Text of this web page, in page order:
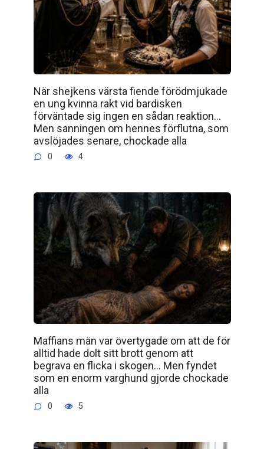
När shejkens värsta fiende förödmjukade
en ung kvinna rakt vid bardisken
förväntade sig ingen en sådan reaktion…
Men sanningen om hennes förflutna, som
avslöjades senare, chockade alla
0 4
Maffians män var övertygade om att de för
alltid hade dolt sitt brott genom att
begrava en flicka i skogen… Men fyndet
som en enorm varghund gjorde chockade
alla
0 5